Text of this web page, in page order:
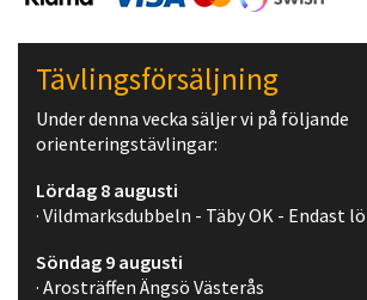
Tävlingsförsäljning
Under denna vecka säljer vi på följande
orienteringstävlingar:
Lördag 8 augusti
· Vildmarksdubbeln - Täby OK - Endast
Söndag 9 augusti
· Arosträffen Ängsö Västerås